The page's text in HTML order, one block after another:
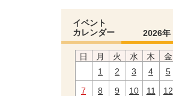
イベント
カレンダー
2026年
日 月 火 水 木 金
1
2 3 4 5
7
8 9 10 11 12